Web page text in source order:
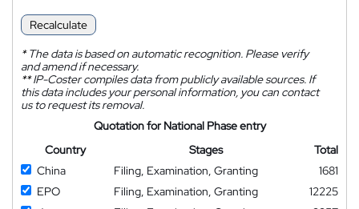
Recalculate
*The data is based on automatic recognition. Please verify
and amend if necessary.
**IP-Coster compiles data from publicly available sources. If
this data includes your personal information, you can contact
us to request its removal.
Quotation for National Phase entry
Country
Stages
Total
China
Filing, Examination, Granting
1681
EPO
Filing, Examination, Granting
12225